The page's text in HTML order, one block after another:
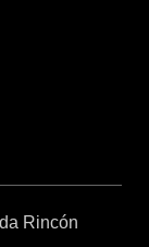
Rincón